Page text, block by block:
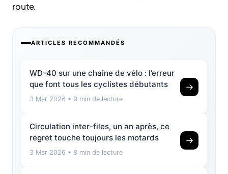
route.
ARTICLES RECOMMANDÉS
WD-40 sur une chaîne de vélo : l’erreur
que font tous les cyclistes débutants
3 Mar 2026 • 9 min de lecture
→
Circulation inter-files, un an après, ce
regret touche toujours les motards
3 Mar 2026 • 8 min de lecture
→